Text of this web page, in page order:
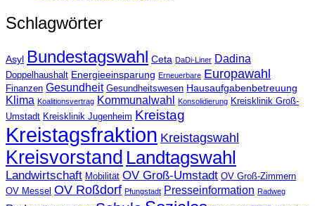
Schlagwörter
Asyl Bundestagswahl Ceta DaDi-Liner Dadina
Doppelhaushalt Energieeinsparung Erneuerbare Europawahl
Finanzen Gesundheit Gesundheitswesen Hausaufgabenbetreuung
Klima Koalitionsvertrag Kommunalwahl Konsolidierung Kreisklinik Groß-
Umstadt Kreisklinik Jugenheim Kreistag
Kreistagsfraktion Kreistagswahl
Kreisvorstand Landtagswahl
Landwirtschaft Mobilität OV Groß-Umstadt OV Groß-Zimmern
OV Messel OV Roßdorf Pfungstadt Presseinformation Radweg